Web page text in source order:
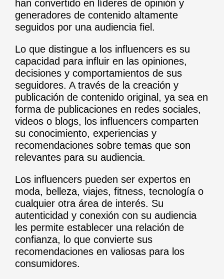
han convertido en líderes de opinión y
generadores de contenido altamente
seguidos por una audiencia fiel.
Lo que distingue a los influencers es su
capacidad para influir en las opiniones,
decisiones y comportamientos de sus
seguidores. A través de la creación y
publicación de contenido original, ya sea en
forma de publicaciones en redes sociales,
videos o blogs, los influencers comparten
su conocimiento, experiencias y
recomendaciones sobre temas que son
relevantes para su audiencia.
Los influencers pueden ser expertos en
moda, belleza, viajes, fitness, tecnología o
cualquier otra área de interés. Su
autenticidad y conexión con su audiencia
les permite establecer una relación de
confianza, lo que convierte sus
recomendaciones en valiosas para los
consumidores.